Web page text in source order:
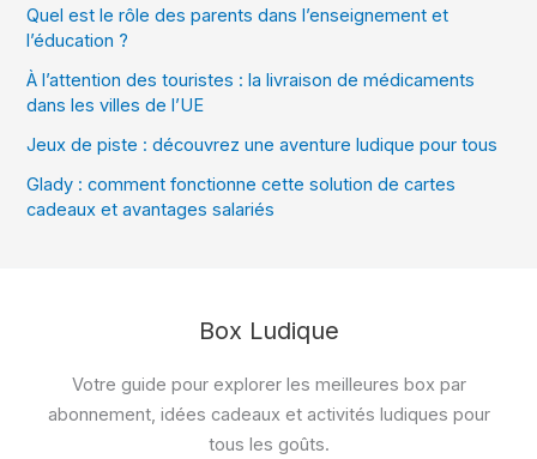
Quel est le rôle des parents dans l’enseignement et
l’éducation ?
À l’attention des touristes : la livraison de médicaments
dans les villes de l’UE
Jeux de piste : découvrez une aventure ludique pour tous
Glady : comment fonctionne cette solution de cartes
cadeaux et avantages salariés
Box Ludique
Votre guide pour explorer les meilleures box par
abonnement, idées cadeaux et activités ludiques pour
tous les goûts.